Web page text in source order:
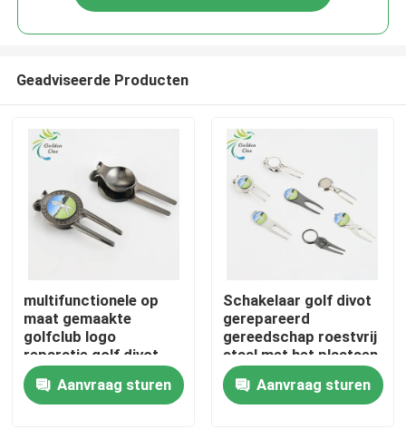
Thuis
Producten
Geadviseerde Producten
multifunctionele op
maat gemaakte
golfclub logo
reparatie golf divot
gereedschap
reparatie bal
gereedschap maker
Aanvraag sturen
Schakelaar golf divot
gerepareerd
gereedschap roestvrij
staal met het plaatsen
van de uitlijning bal
markers golf divot
pitch vork reparatie
Aanvraag sturen